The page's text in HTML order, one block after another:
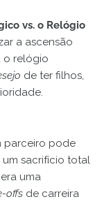
vs. o Relógio
a ascensão
o relógio
de ter filhos,
parceiro pode
sacrifício total
uma
offs de carreira